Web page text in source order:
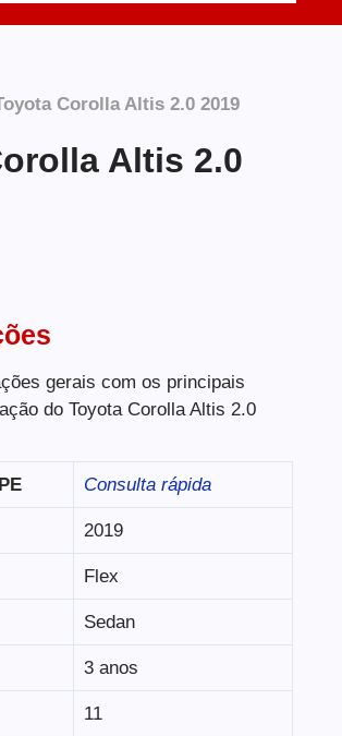
Corolla Altis 2.0 2019
Altis 2.0
gerais com os principais
do Toyota Corolla Altis 2.0
Consulta rápida
2019
Flex
Sedan
3 anos
11